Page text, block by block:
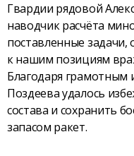
Гвардии рядовой
наводчик расчёта
поставленные
к нашим позициям
Благодаря грамотным
Поздеева удалось
состава и сохранить
запасом ракет.